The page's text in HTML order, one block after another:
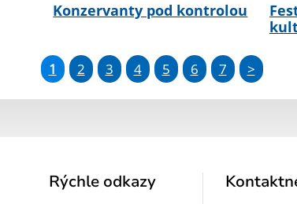
Konzervanty pod kontrolou
1 2 3 4 5 6 7 >
Rýchle odkazy